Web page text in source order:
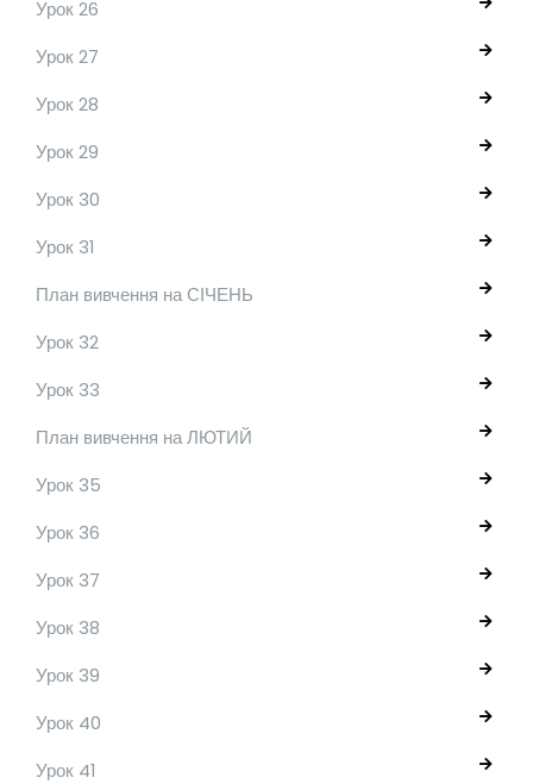
Урок 26
Урок 27
Урок 28
Урок 29
Урок 30
Урок 31
План вивчення на СІЧЕНЬ
Урок 32
Урок 33
План вивчення на ЛЮТИЙ
Урок 35
Урок 36
Урок 37
Урок 38
Урок 39
Урок 40
Урок 41